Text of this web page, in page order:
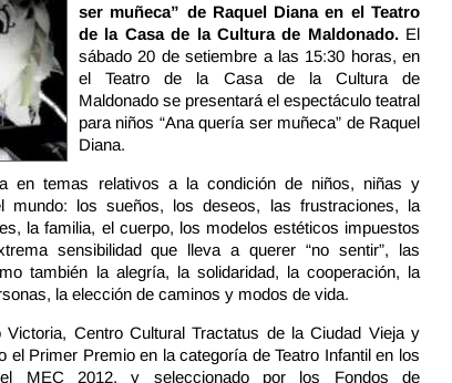
ser muñeca” de Raquel Diana en el Teatro
de la Casa de la Cultura de Maldonado.El
sábado 20 de setiembre a las 15:30 horas, en
el Teatro de la Casa de la Cultura de
Maldonado se presentará el espectáculo teatral
para niños “Ana quería ser muñeca” de Raquel
Diana.
en temas relativos a la condición de niños, niñas y
mundo: los sueños, los deseos, las frustraciones, la
la familia, el cuerpo, los modelos estéticos impuestos
sensibilidad que lleva a querer “no sentir”, las
también la alegría, la solidaridad, la cooperación, la
la elección de caminos y modos de vida.
Centro Cultural Tractatus de la Ciudad Vieja y
Primer Premio en la categoría de Teatro Infantil en los
MEC 2012, y seleccionado por los Fondos de